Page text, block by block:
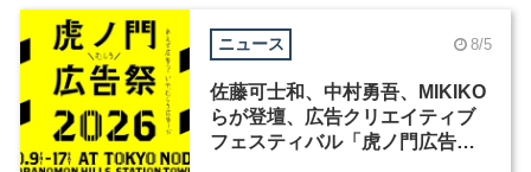
ニュース 8/5
佐藤可士和、中村勇吾、MIKIKO
らが登壇、広告クリエイティブ
フェスティバル「虎ノ門広告